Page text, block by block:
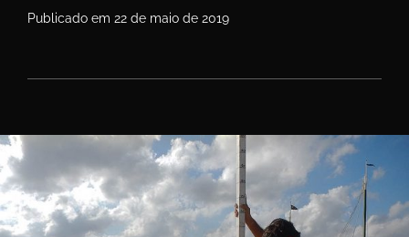
Publicado em 22 de maio de 2019